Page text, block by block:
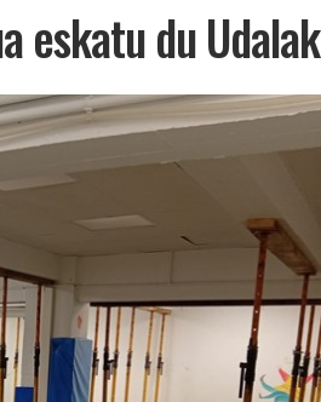
eskatu du Udalak